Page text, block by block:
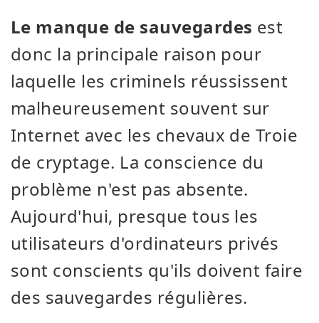
Le manque de sauvegardes est
donc la principale raison pour
laquelle les criminels réussissent
malheureusement souvent sur
Internet avec les chevaux de Troie
de cryptage. La conscience du
problème n'est pas absente.
Aujourd'hui, presque tous les
utilisateurs d'ordinateurs privés
sont conscients qu'ils doivent faire
des sauvegardes régulières.